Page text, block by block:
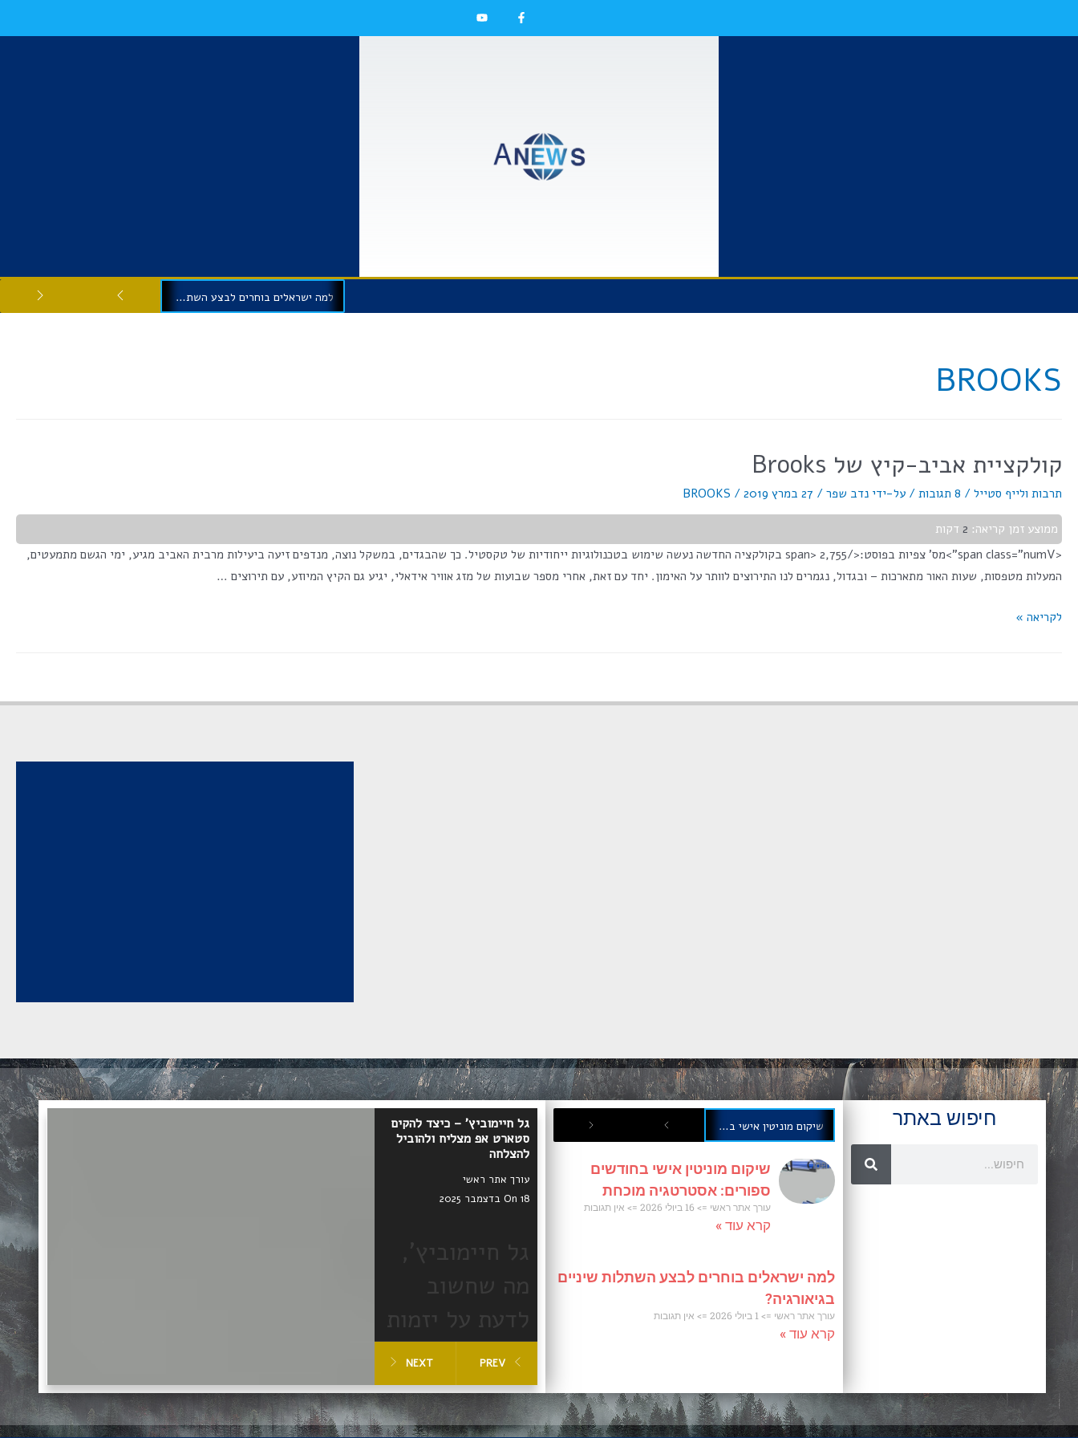
למה ישראלים בוחרים לבצע השתלות שיניים בגיאורגיה?
BROOKS
קולקציית אביב-קיץ של Brooks
תרבות ולייף סטייל / 8 תגובות / על-ידי נדב שפר / 27 במרץ 2019 /
BROOKS
ממוצע זמן קריאה: 2 דקות
<span class="numV">מס' צפיות בפוסט:</span> 2,755 בקולקציה החדשה נעשה שימוש בטכנולוגיות ייחודיות של טקסטיל. כך שהבגדים, במשקל נוצה, מנדפים זיעה ביעילות מרבית האביב מגיע, ימי הגשם מתמעטים,
המעלות מטפסות, שעות האור מתארכות – ובגדול, נגמרים לנו התירוצים לוותר על האימון. יחד עם זאת, אחרי מספר שבועות של מזג אוויר אידאלי, יגיע גם הקיץ המיוזע, עם תירוצים …
לקריאה »
חיפוש באתר שיקום מוניטין אישי בחודשים ספורים: אסטרטגיה מוכחת
שיקום מוניטין אישי בחודשים
ספורים: אסטרטגיה מוכחת
עורך אתר ראשי 16 ביולי 2026 אין תגובות
קרא עוד »
למה ישראלים בוחרים לבצע השתלות שיניים
בגיאורגיה?
עורך אתר ראשי 1 ביולי 2026 אין תגובות
קרא עוד »
גל חיימוביץ' – כיצד להקים
סטארט אפ מצליח ולהוביל
להצלחה
עורך אתר ראשי
On 18 בדצמבר 2025
גל חיימוביץ',
מה שחשוב
לדעת על יזמות
וסטארטאפים
מצליחים
הקמת סטארט אפ מצליח
דורשת זיהוי צורך אמיתי
PREV
NEXT